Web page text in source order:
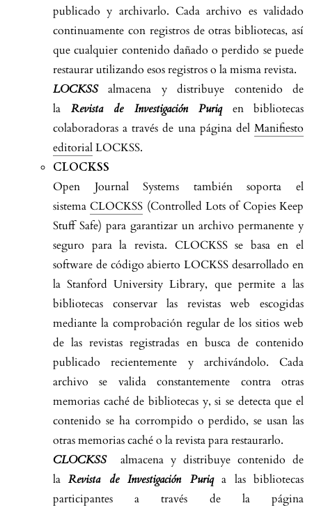
publicado y archivarlo. Cada archivo es validado
continuamente con registros de otras bibliotecas, así
que cualquier contenido dañado o perdido se puede
restaurar utilizando esos registros o la misma revista.
LOCKSS
almacena y distribuye contenido de
la Revista de Investigación Puriqen bibliotecas
colaboradoras a través de una página del Manifiesto
editorialLOCKSS.
CLOCKSS
Open Journal Systems también soporta el
sistemaCLOCKSS (Controlled Lots of Copies Keep
Stuff Safe) para garantizar un archivo permanente y
seguro para la revista. CLOCKSS se basa en el
software de código abierto LOCKSS desarrollado en
la Stanford University Library, que permite a las
bibliotecas conservar las revistas web escogidas
mediante la comprobación regular de los sitios web
de las revistas registradas en busca de contenido
publicado recientemente y archivándolo. Cada
archivo se valida constantemente contra otras
memorias caché de bibliotecas y, si se detecta que el
contenido se ha corrompido o perdido, se usan las
otras memorias caché o la revista para restaurarlo.
CLOCKSS
almacena y distribuye contenido de
laRevista de Investigación Puriq a las bibliotecas
participantes a través de la página